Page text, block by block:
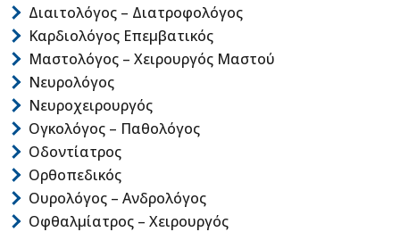
Διαιτολόγος – Διατροφολόγος
Καρδιολόγος Επεμβατικός
Μαστολόγος – Χειρουργός Μαστού
Νευρολόγος
Νευροχειρουργός
Ογκολόγος – Παθολόγος
Οδοντίατρος
Ορθοπεδικός
Ουρολόγος – Ανδρολόγος
Οφθαλμίατρος – Χειρουργός